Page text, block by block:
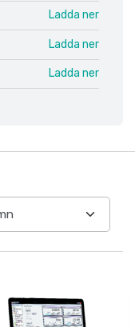
Ladda ner
Ladda ner
Ladda ner